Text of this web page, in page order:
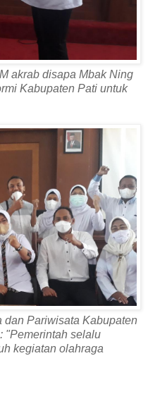
akrab disapa Mbak Ning
Kabupaten Pati untuk
Pariwisata Kabupaten
"Pemerintah selalu
kegiatan olahraga